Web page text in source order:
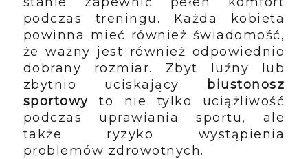
podczas treningu. Każda kobieta
powinna mieć również świadomość,
że ważny jest również odpowiednio
dobrany rozmiar. Zbyt luźny lub
zbytnio uciskający biustonosz
sportowyto nie tylko uciążliwość
podczas uprawiania sportu, ale
także ryzyko wystąpienia
problemów zdrowotnych.